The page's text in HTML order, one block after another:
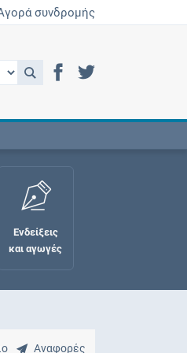
συνδρομής
Ενδείξεις
και αγωγές
Αναφορές